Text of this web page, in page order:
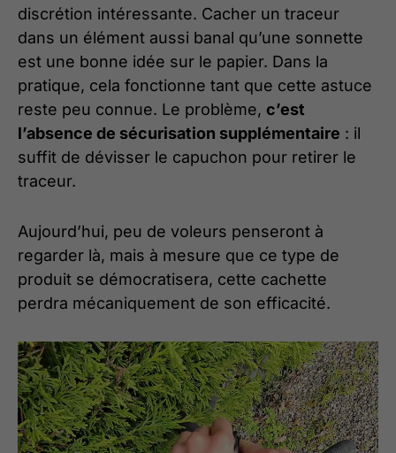
discrétion intéressante. Cacher un traceur
dans un élément aussi banal qu’une sonnette
est une bonne idée sur le papier. Dans la
pratique, cela fonctionne tant que cette astuce
reste peu connue. Le problème, c’est
l’absence de sécurisation supplémentaire : il
suffit de dévisser le capuchon pour retirer le
traceur.
Aujourd’hui, peu de voleurs penseront à
regarder là, mais à mesure que ce type de
produit se démocratisera, cette cachette
perdra mécaniquement de son efficacité.